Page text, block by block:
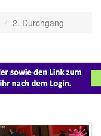
2. Durchgang